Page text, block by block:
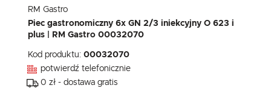
RM Gastro
Piec gastronomiczny 6x GN 2/3 iniekcyjny O 623 i
plus | RM Gastro 00032070
Kod produktu: 00032070
potwierdź telefonicznie
0 zł - dostawa gratis